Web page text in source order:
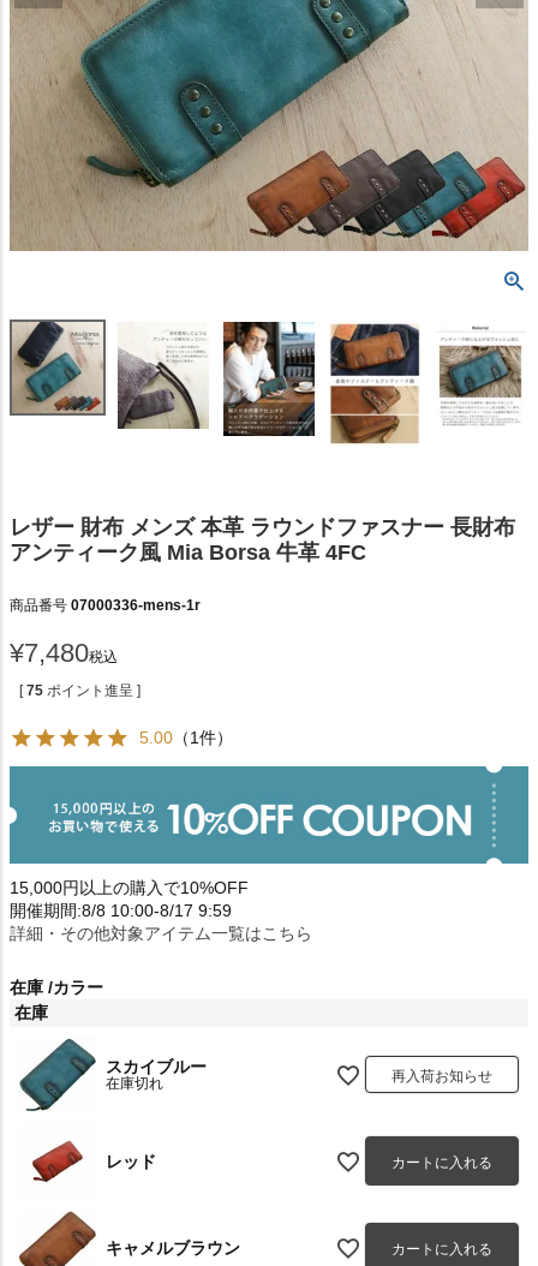
レザー 財布 メンズ 本革 ラウンドファスナー 長財布
アンティーク風 Mia Borsa 牛革 4FC
商品番号 07000336-mens-1r
¥7,480税込
[ 75 ポイント進呈 ]
5.00 （1件）
15,000円以上の購入で10%OFF
開催期間:8/8 10:00-8/17 9:59
詳細・その他対象アイテム一覧はこちら
在庫 カラー
在庫
スカイブルー
在庫切れ 再入荷お知らせ
レッド カートに入れる
キャメルブラウン カートに入れる